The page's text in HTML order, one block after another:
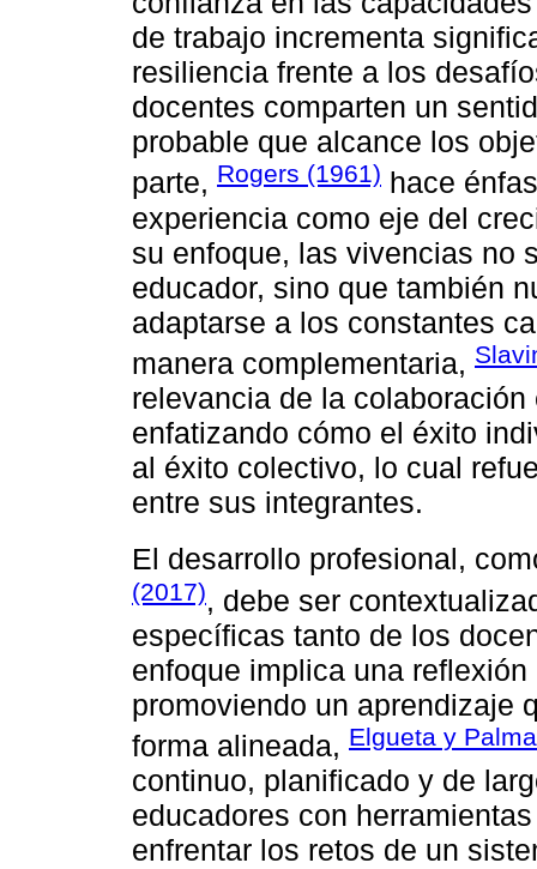
de trabajo incrementa
resiliencia frente a los
docentes comparten un
probable que alcance los
parte, Rogers (1961) hace
experiencia como eje del
su enfoque, las vivencias no
educador, sino que también
adaptarse a los constantes
manera complementaria,
relevancia de la
enfatizando cómo el éxito
al éxito colectivo, lo cual
entre sus integrantes.
El desarrollo profesional,
(2017), debe ser
específicas tanto de los
enfoque implica una
promoviendo un aprendizaje
forma alineada, Elgueta y
continuo, planificado y de
educadores con
enfrentar los retos de un